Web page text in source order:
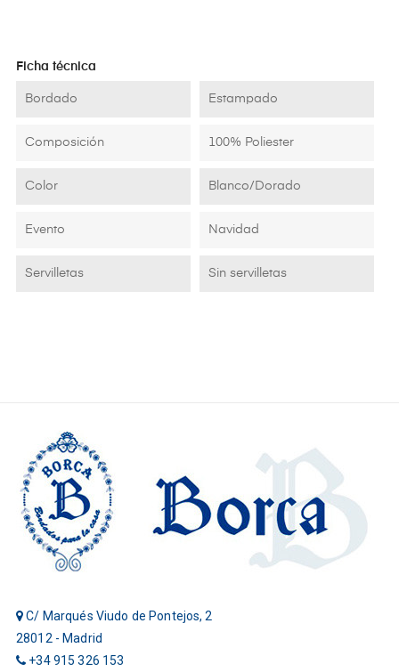
Ficha técnica
Bordado Estampado
Composición 100% Poliester
Color Blanco/Dorado
Evento Navidad
Servilletas Sin servilletas
C/ Marqués Viudo de Pontejos, 2
28012 - Madrid
+34 915 326 153